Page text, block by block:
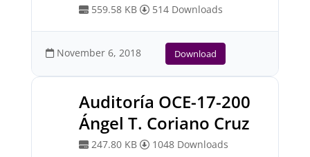
559.58 KB 514 Downloads
November 6, 2018 Download
Auditoría OCE-17-200
Ángel T. Coriano Cruz
247.80 KB 1048 Downloads